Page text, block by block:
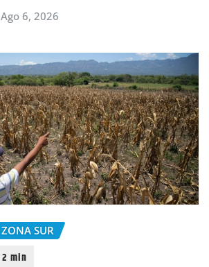
Ago 6, 2026
ZONA SUR